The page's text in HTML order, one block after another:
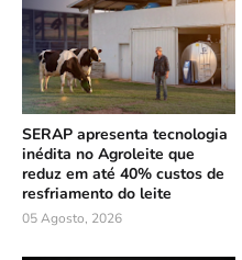
SERAP apresenta tecnologia
inédita no Agroleite que
reduz em até 40% custos de
resfriamento do leite
05 Agosto, 2026